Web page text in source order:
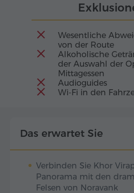
Wesentliche
von der Route
Alkoholische
der Auswahl der
Mittagessen
Audioguides
Wi-Fi in den
Das erwartet Sie
Verbinden Sie Khor
Panorama mit den
Felsen von Noravank